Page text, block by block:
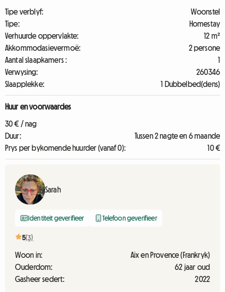
Tipe verblyf:
Woonstel
Tipe:
Homestay
Verhuurde oppervlakte:
12 m²
Akkommodasievermoë:
2 persone
Aantal slaapkamers :
1
Verwysing:
260346
Slaapplekke:
1 Dubbelbed(dens)
Huur en voorwaardes
30 € / nag
Duur:
Tussen 2 nagte en 6 maande
Prys per bykomende huurder (vanaf 0):
10 €
Sarah
Identiteit geverifieer Telefoon geverifieer
5(3)
Woon in:
Aix en Provence (Frankryk)
Ouderdom:
62 jaar oud
Gasheer sedert:
2022